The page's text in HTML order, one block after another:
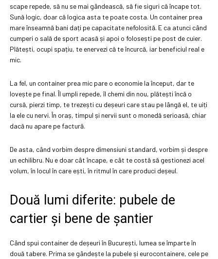
scape repede, să nu se mai gândească, să fie siguri că încape tot.
Sună logic, doar că logica asta te poate costa. Un container prea
mare înseamnă bani dați pe capacitate nefolosită. E ca atunci când
cumperi o sală de sport acasă și apoi o folosești pe post de cuier.
Plătești, ocupi spațiu, te enervezi că te încurcă, iar beneficiul real e
mic.
La fel, un container prea mic pare o economie la început, dar te
lovește pe final. Îl umpli repede, îl chemi din nou, plătești încă o
cursă, pierzi timp, te trezești cu deșeuri care stau pe lângă el, te uiți
la ele cu nervi. În oraș, timpul și nervii sunt o monedă serioasă, chiar
dacă nu apare pe factură.
De asta, când vorbim despre dimensiuni standard, vorbim și despre
un echilibru. Nu e doar cât încape, e cât te costă să gestionezi acel
volum, în locul în care ești, în ritmul în care produci deșeul.
Două lumi diferite: pubele de
cartier și bene de șantier
Când spui container de deșeuri în București, lumea se împarte în
două tabere. Prima se gândește la pubele și eurocontainere, cele pe